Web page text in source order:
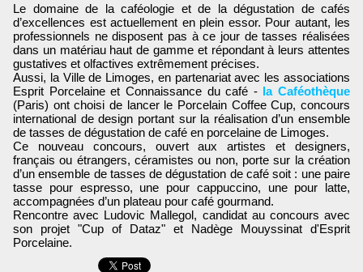
Le domaine de la caféologie et de la dégustation de cafés
d’excellences est actuellement en plein essor. Pour autant, les
professionnels ne disposent pas à ce jour de tasses réalisées
dans un matériau haut de gamme et répondant à leurs attentes
gustatives et olfactives extrêmement précises.
Aussi, la Ville de Limoges, en partenariat avec les associations
Esprit Porcelaine et Connaissance du café - la Caféothèque
(Paris) ont choisi de lancer le Porcelain Coffee Cup, concours
international de design portant sur la réalisation d’un ensemble
de tasses de dégustation de café en porcelaine de Limoges.
Ce nouveau concours, ouvert aux artistes et designers,
français ou étrangers, céramistes ou non, porte sur la création
d’un ensemble de tasses de dégustation de café soit : une paire
tasse pour espresso, une pour cappuccino, une pour latte,
accompagnées d’un plateau pour café gourmand.
Rencontre avec Ludovic Mallegol, candidat au concours avec
son projet "Cup of Dataz" et Nadège Mouyssinat d'Esprit
Porcelaine.